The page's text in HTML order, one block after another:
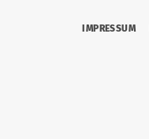
IMPRESSUM